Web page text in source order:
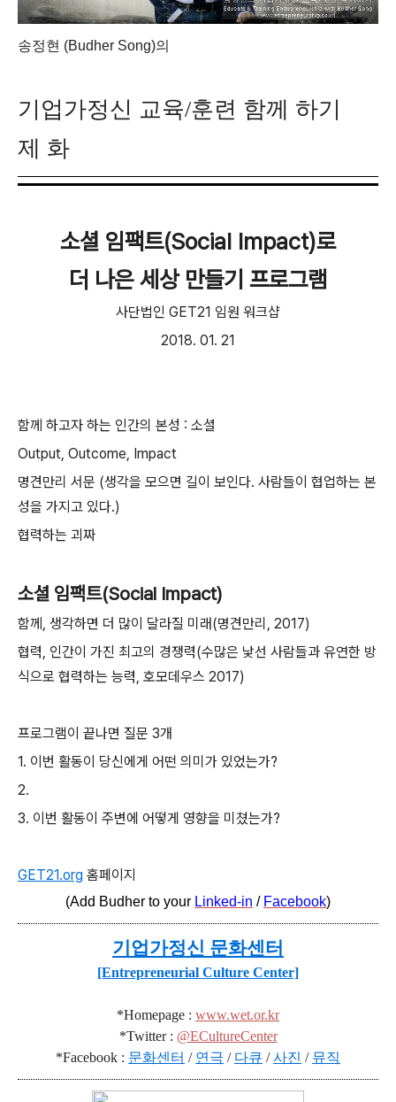
송정현 (Budher Song)의
기 업가정신 교육/훈련 함께 하기
제 화
소셜 임팩트(Social Impact)로
더 나은 세상 만들기 프로그램
사단법인 GET21 임원 워크샵
2018. 01. 21
함께 하고자 하는 인간의 본성 : 소셜
Output, Outcome, Impact
명견만리 서문 (생각을 모으면 길이 보인다. 사람들이 협업하는 본
성을 가지고 있다.)
협력하는 괴짜
소셜 임팩트(Social Impact)
함께, 생각하면 더 많이 달라질 미래(명견만리, 2017)
협력, 인간이 가진 최고의 경쟁력(수많은 낯선 사람들과 유연한 방
식으로 협력하는 능력, 호모데우스 2017)
프로그램이 끝나면 질문 3개
1. 이번 활동이 당신에게 어떤 의미가 있었는가?
2.
3. 이번 활동이 주변에 어떻게 영향을 미쳤는가?
GET21.org 홈페이지
(Add Budher to your Linked-in / Facebook)
기업가정신 문화센터
[Entrepreneurial Culture Center]
*Homepage : www.wet.or.kr
*Twitter : @ECultureCenter
*Facebook : 문화센터 / 연극 / 다큐 /사진 / 뮤직